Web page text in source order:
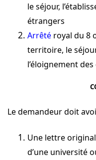
le séjour,
étrangers
Arrêté royal du 8
territoire, le
l’éloignement
Le demandeur doit
Une lettre
d’une université